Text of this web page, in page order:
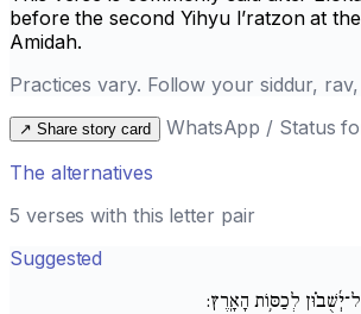
before the second Yihyu l’ratzonat
Amidah.
Practices vary. Follow your siddur,
↗ Share story card
WhatsApp / Status
The alternatives
5 verses with this letter pair
Suggested
לְכַסּ֥וֹת הָאָֽרֶץ: